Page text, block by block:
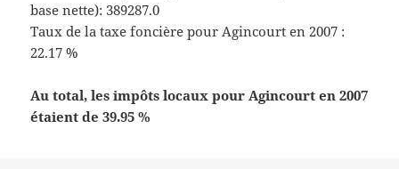
base nette): 389287.0
Taux de la taxe foncière pour Agincourt en 2007 :
22.17 %
Au total, les impôts locaux pour Agincourt en 2007
étaient de 39.95 %